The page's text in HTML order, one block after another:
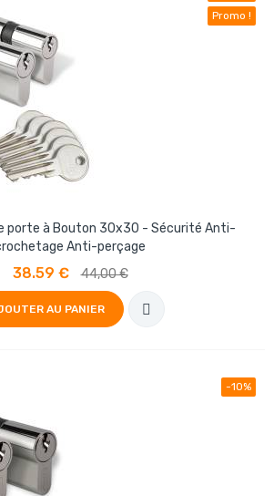
Promo !
porte à Bouton 30x30 - Sécurité Anti-
Anti-perçage
38.59 € 44,00 €
AU PANIER
-10%